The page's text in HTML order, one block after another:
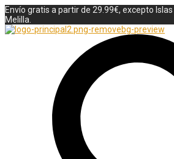
Envío gratis a partir de 29.99€, excepto
Melilla.